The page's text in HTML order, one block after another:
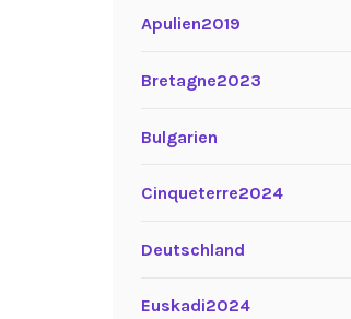
Apulien2019
Bretagne2023
Bulgarien
Cinqueterre2024
Deutschland
Euskadi2024